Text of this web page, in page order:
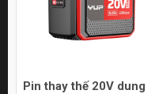
Pin thay thế 20V dung